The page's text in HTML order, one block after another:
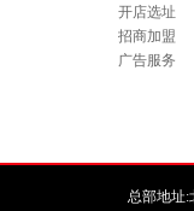
开店选址
招商加盟
广告服务
总部地址: